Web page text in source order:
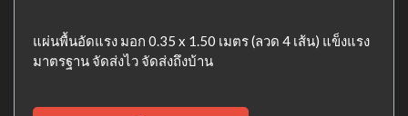
แผ่นพื้นอัดแรง มอก 0.35 x 1.50 เมตร (ลวด 4 เส้น) แข็งแรง
มาตรฐาน จัดส่งไว จัดส่งถึงบ้าน